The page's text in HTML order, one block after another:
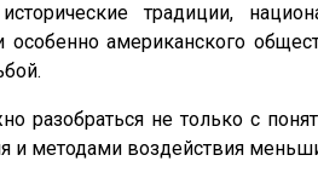
исторические традиции,
особенно американского
разобраться не только с
и методами воздействия